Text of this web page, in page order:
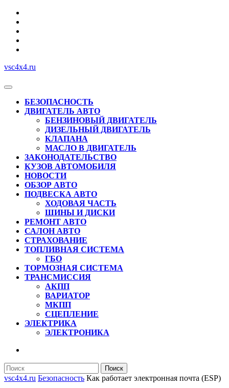
Перейти
содержимому
vsc4x4.ru
Кнопка
ОткрытьБЕЗОПАСНОСТЬ
ДВИГАТЕЛЬ АВТО
БЕНЗИНОВЫЙ ДВИГАТЕЛЬ
ДИЗЕЛЬНЫЙ ДВИГАТЕЛЬ
КЛАПАНА
МАСЛО В ДВИГАТЕЛЬ
ЗАКОНОДАТЕЛЬСТВО
КУЗОВ АВТОМОБИЛЯ
НОВОСТИ
ОБЗОР АВТО
ПОДВЕСКА АВТО
ХОДОВАЯ ЧАСТЬ
ШИНЫ И ДИСКИ
РЕМОНТ АВТО
САЛОН АВТО
СТРАХОВАНИЕ
ТОПЛИВНАЯ СИСТЕМА
ГБО
ТОРМОЗНАЯ СИСТЕМА
ТРАНСМИССИЯ
АКПП
ВАРИАТОР
МКПП
СЦЕПЛЕНИЕ
ЭЛЕКТРИКА
ЭЛЕКТРОНИКА
КНОПКА
Найти:
vsc4x4.ru Безопасность Как работает электронная почта (ESP)